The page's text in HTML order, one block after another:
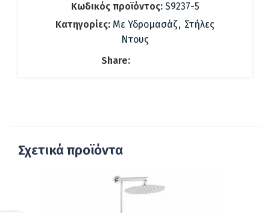
Κωδικός προϊόντος: S9237-5
Κατηγορίες: Με Υδρομασάζ, Στήλες
Ντους
Share:
Σχετικά προϊόντα